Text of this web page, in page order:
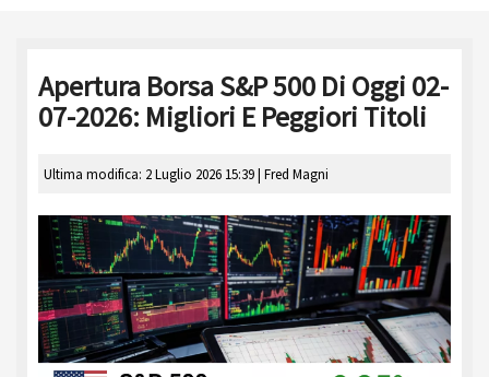
Apertura Borsa S&P 500 Di Oggi 02-
07-2026: Migliori E Peggiori Titoli
Ultima modifica: 2 Luglio 2026 15:39 | Fred Magni